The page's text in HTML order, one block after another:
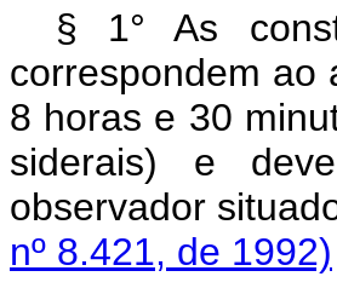
§ 1° As
correspondem ao
8 horas e 30
siderais) e
observador
nº 8.421, de 1992)